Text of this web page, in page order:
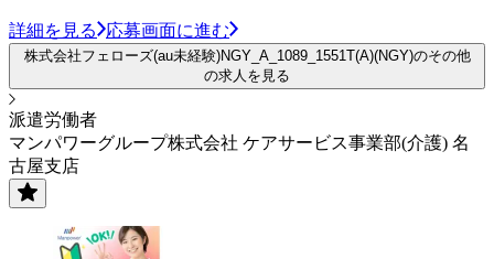
詳細を見る 応募画面に進む
株式会社フェローズ(au未経験)NGY_A_1089_1551T(A)(NGY)のその他
の求人を見る
派遣労働者
マンパワーグループ株式会社 ケアサービス事業部(介護) 名
古屋支店